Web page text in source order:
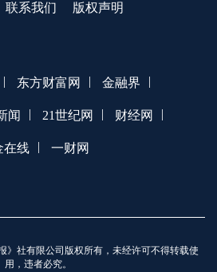
联系我们 版权声明
东方财富网 金融界
闻 21世纪网 财经网
在线 一财网
》社有限公司版权所有，未经许可不得转载使
用，违者必究。